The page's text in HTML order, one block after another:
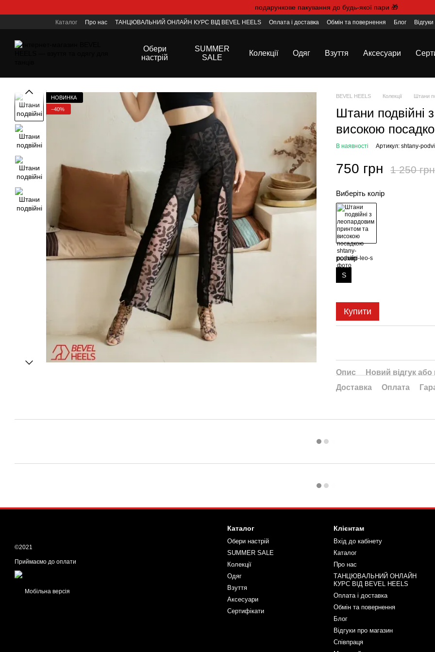
подарункове пакування до будь-якої пари 🎁
Каталог Про нас ТАНЦЮВАЛЬНИЙ ОНЛАЙН КУРС ВІД BEVEL HEELS Оплата і доставка Обмін та повернення Блог
Обери
настрій
SUMMER
SALE
Колекції Одяг Взуття Аксесуари
НОВИНКА
−40%
BEVEL HEELS Колекції Штани
Штани подвійні
високою
В наявності Артикул: shtany-
750 грн 1 250 грн
Виберіть колір
розмір
S
Купити
Опис
Новий відгук
Доставка
Оплата
©2021
Приймаємо до оплати
Мобільна версія
Каталог
Обери настрій
SUMMER SALE
Колекції
Одяг
Взуття
Аксесуари
Сертифікати
Клієнтам
Вхід до кабінету
Каталог
Про нас
ТАНЦЮВАЛЬНИЙ ОНЛАЙН
КУРС ВІД BEVEL HEELS
Оплата і доставка
Обмін та повернення
Блог
Відгуки про магазин
Співпраця